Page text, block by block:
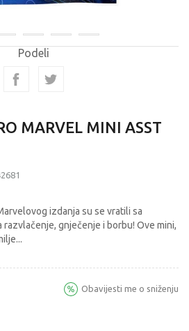
Podeli
MARVEL MINI ASST
izdanja su se vratili sa
gnječenje i borbu! Ove mini,
...
Obavijesti me o sniženju